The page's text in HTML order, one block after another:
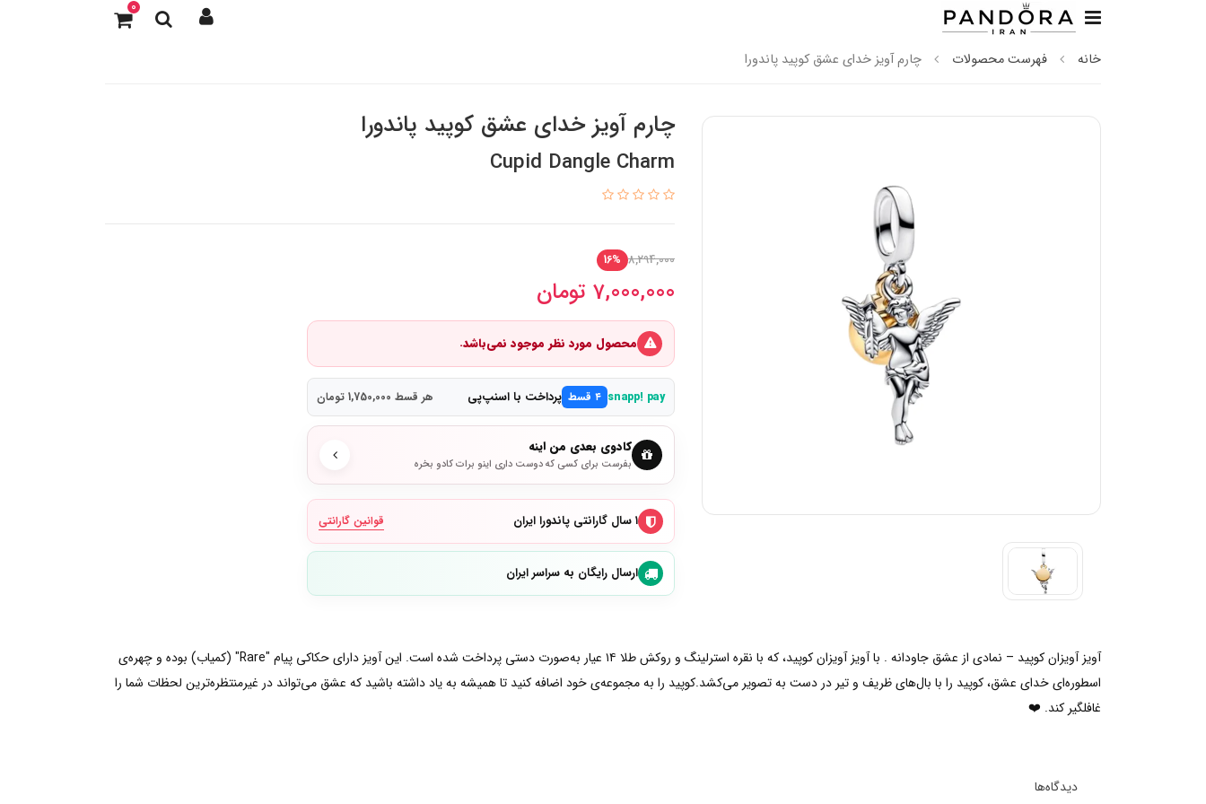
0
خانه فهرست محصولات چارم آویز خدای عشق کوپید پاندورا
چارم آویز خدای عشق کوپید پاندورا
Cupid Dangle Charm
8,294,000
16%
7,000,000 تومان
محصول مورد نظر موجود نمی‌باشد.
snapp! pay ۴ قسط پرداخت با اسنپ‌پی هر قسط 1,750,000 تومان
کادوی بعدی من اینه
بفرست برای کسی که دوست داری اینو برات کادو بخره
۱ سال گارانتی پاندورا ایران قوانین گارانتی
ارسال رایگان به سراسر ایران
آویز آویزان کوپید – نمادی از عشق جاودانه . با آویز آویزان کوپید، که با نقره استرلینگ و روکش طلا ۱۴ عیار به‌صورت دستی پرداخت شده است. این آویز دارای حکاکی پیام "Rare" (کمیاب) بوده و چهره‌ی
اسطوره‌ای خدای عشق، کوپید را با بال‌های ظریف و تیر در دست به تصویر می‌کشد.کوپید را به مجموعه‌ی خود اضافه کنید تا همیشه به یاد داشته باشید که عشق می‌تواند در غیرمنتظره‌ترین لحظات شما را
غافلگیر کند. ❤️
دیدگاه‌ها